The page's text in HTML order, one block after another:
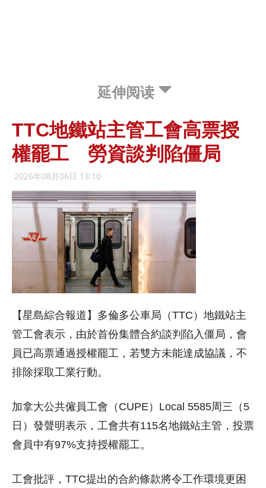
延伸阅读
TTC地鐵站主管工會高票授
權罷工 勞資談判陷僵局
2026年08月06日 13:10
【星島綜合報道】多倫多公車局（TTC）地鐵站主
管工會表示，由於首份集體合約談判陷入僵局，會
員已高票通過授權罷工，若雙方未能達成協議，不
排除採取工業行動。
加拿大公共僱員工會（CUPE）Local 5585周三（5
日）發聲明表示，工會共有115名地鐵站主管，投票
會員中有97%支持授權罷工。
工會批評，TTC提出的合約條款將令工作環境更困